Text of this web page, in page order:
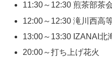
11:30～12:30 煎茶部茶
12:00～12:30 滝川西高
13:00～13:30 IZANAI北
20:00～打ち上げ花火